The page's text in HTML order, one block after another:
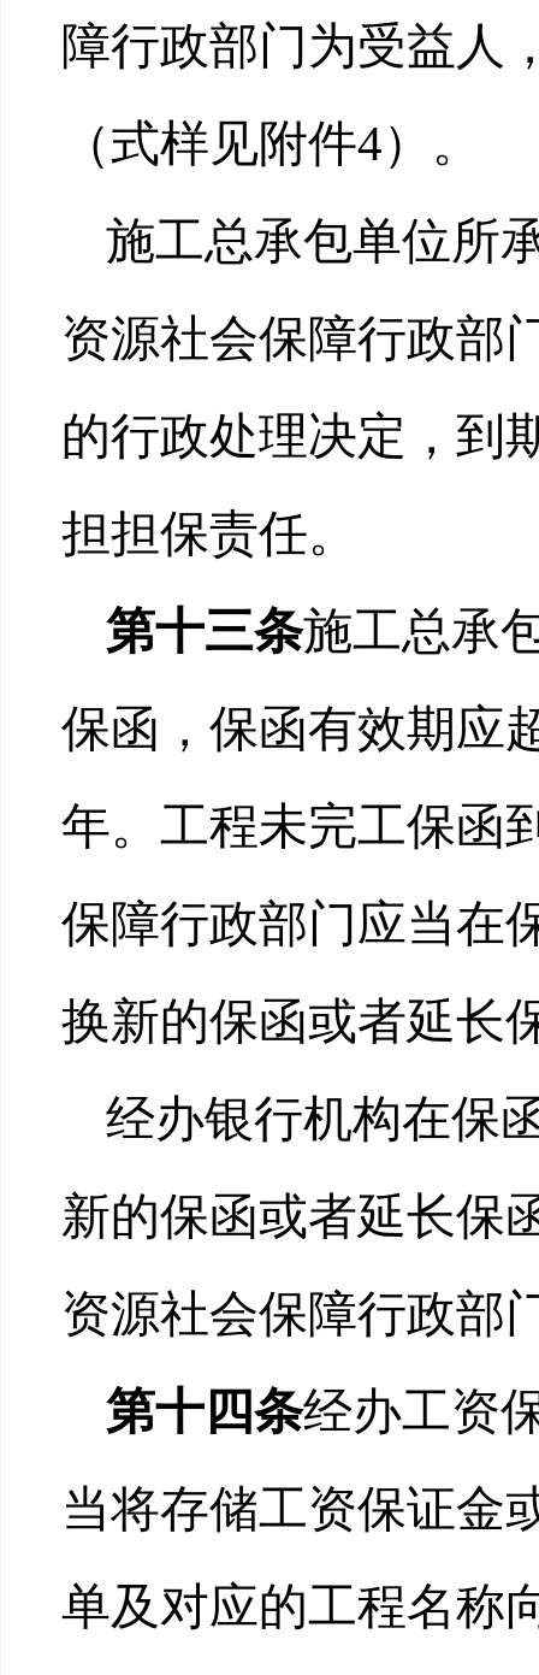
障行政部门为受益人
（式样见附件4）。
施工总承包单位所
资源社会保障行政部
的行政处理决定，到
担担保责任。
第十三条施工总承
保函，保函有效期应
年。工程未完工保函
保障行政部门应当在
换新的保函或者延长
经办银行机构在保
新的保函或者延长保
资源社会保障行政部
第十四条经办工资
当将存储工资保证金
单及对应的工程名称